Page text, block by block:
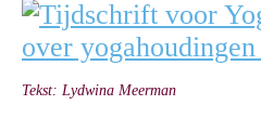
Tekst: Lydwina Meerman